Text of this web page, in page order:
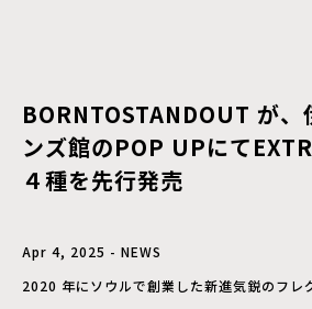
BORNTOSTANDOUT が、
ンズ館のPOP UPにて
４種を先行発売
Apr 4, 2025 - NEWS
2020 年にソウルで創業した新進気鋭のフレ